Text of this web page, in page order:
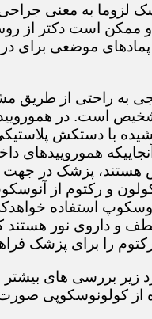
لزوما به معنی
ممکن است دکتر از
موضعی برای
به راحتی از طریق
است. در
با دستکش
هموروییدهای
پزشک در جهت
و رکتوم از
استفاده
و داروی نور هستند
را برای پزشک
زیر بررسی های بیشتر
از کولونوسکوپی